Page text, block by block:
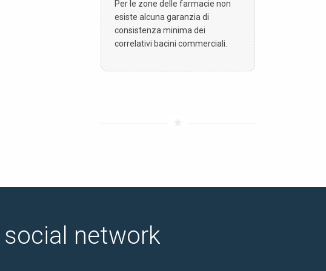
Per le zone delle farmacie non
esiste alcuna garanzia di
consistenza minima dei
correlativi bacini commerciali.
network